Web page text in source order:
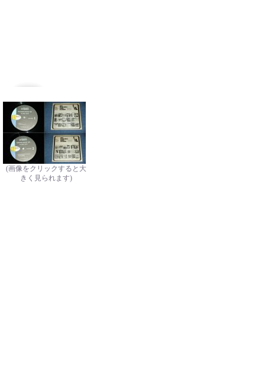
(画像をクリックすると大
きく見られます)